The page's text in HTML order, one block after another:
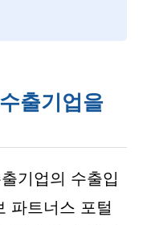
출기업을
기업의 수출입
파트너스 포털